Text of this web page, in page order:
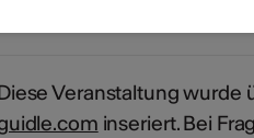
Veranstaltung wurde
inseriert. Bei